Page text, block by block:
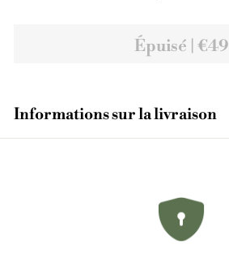
Épuisé | €49
Informations sur la livraison